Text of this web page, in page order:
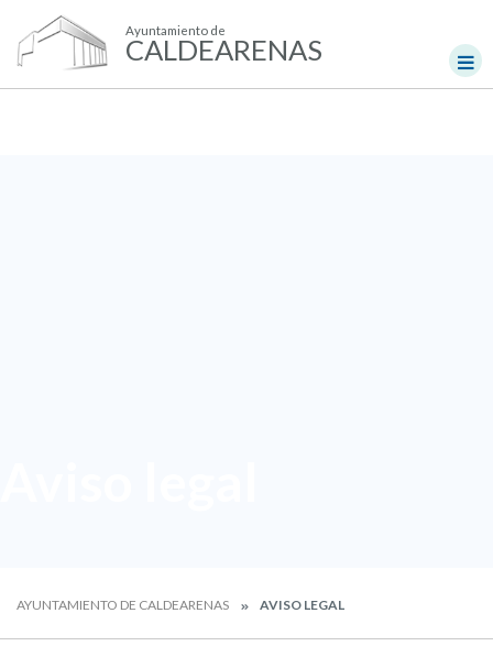
Ayuntamiento de
CALDEARENAS
AYUNTAMIENTO DE CALDEARENAS AVISO LEGAL